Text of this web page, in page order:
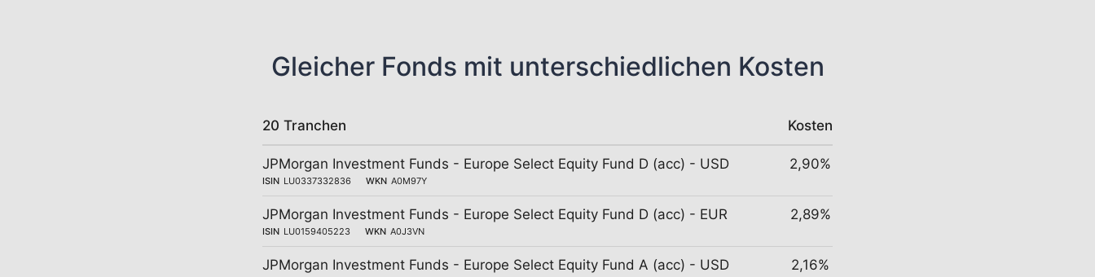
Gleicher Fonds mit unterschiedlichen Kosten
20 Tranchen Kosten
JPMorgan Investment Funds - Europe Select Equity Fund D (acc) - USD
ISIN LU0337332836 WKN A0M97Y
2,90%
JPMorgan Investment Funds - Europe Select Equity Fund D (acc) - EUR
ISIN LU0159405223 WKN A0J3VN
2,89%
JPMorgan Investment Funds - Europe Select Equity Fund A (acc) - USD 2,16%